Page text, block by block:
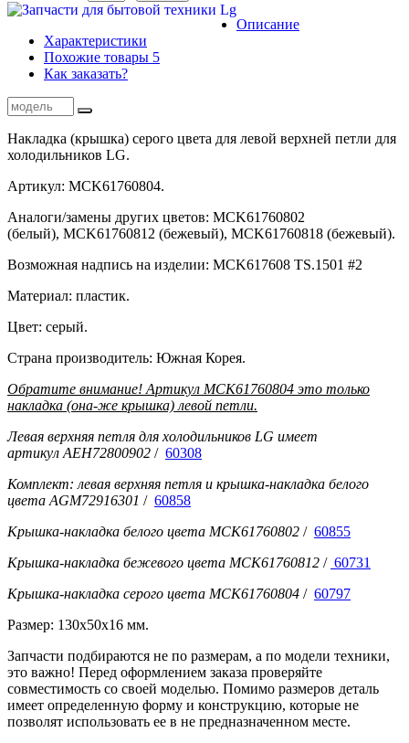
Описание
Характеристики
Похожие товары 5
Как заказать?
Накладка (крышка) серого цвета для левой верхней петли для
холодильников LG.
Артикул: MCK61760804.
Аналоги/замены других цветов: MCK61760802
(белый), MCK61760812 (бежевый), MCK61760818 (бежевый).
Возможная надпись на изделии: MCK617608 TS.1501 #2
Материал: пластик.
Цвет: серый.
Страна производитель: Южная Корея.
Обратите внимание! Артикул MCK61760804 это только
накладка (она-же крышка) левой петли.
Левая верхняя петля для холодильников LG имеет
артикул AEH72800902 / 60308
Комплект: левая верхняя петля и крышка-накладка белого
цвета AGM72916301 / 60858
Крышка-накладка белого цвета MCK61760802 / 60855
Крышка-накладка бежевого цвета MCK61760812 / 60731
Крышка-накладка серого цвета MCK61760804 / 60797
Размер: 130x50x16 мм.
Запчасти подбираются не по размерам, а по модели техники,
это важно! Перед оформлением заказа проверяйте
совместимость со своей моделью. Помимо размеров деталь
имеет определенную форму и конструкцию, которые не
позволят использовать ее в не предназначенном месте.